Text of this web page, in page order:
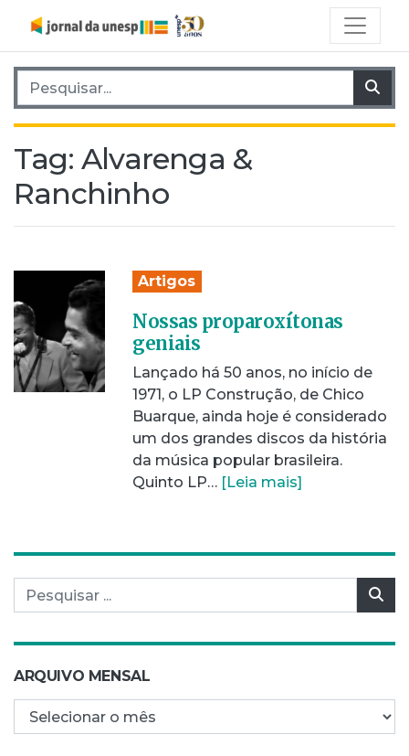
Pesquisar por:
Tag: Alvarenga &
Ranchinho
Artigos
Nossas proparoxítonas
geniais
Lançado há 50 anos, no início de
1971, o LP Construção, de Chico
Buarque, ainda hoje é considerado
um dos grandes discos da história
da música popular brasileira.
Quinto LP… [Leia mais]
Pesquisar por:
ARQUIVO MENSAL
Arquivo mensal